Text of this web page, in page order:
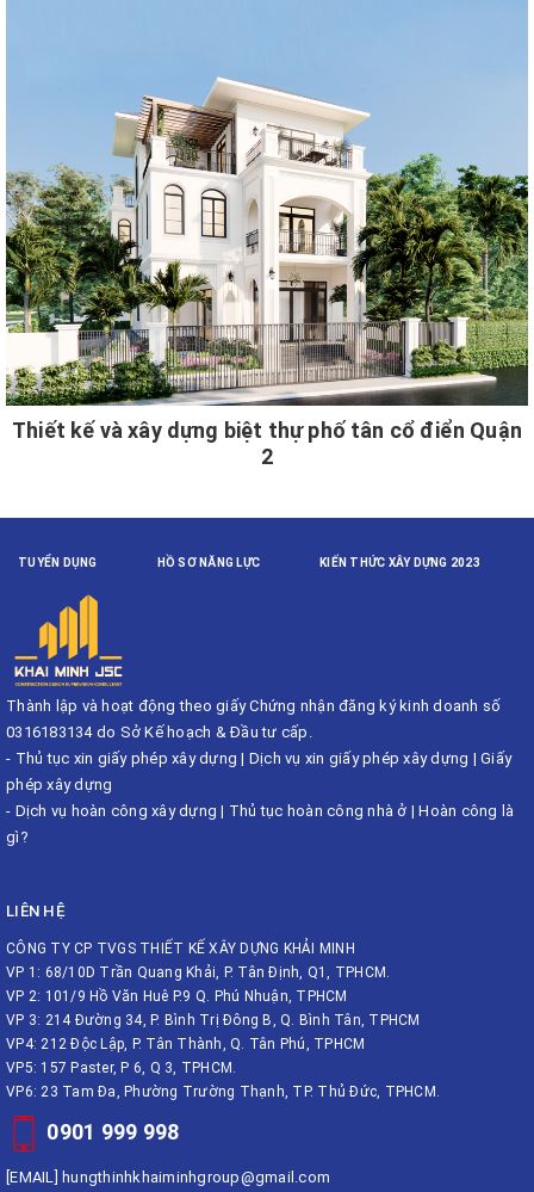
Thiết kế và xây dựng biệt thự phố tân cổ điển Quận
2
TUYỂN DỤNG HỒ SƠ NĂNG LỰC KIẾN THỨC XÂY DỰNG 2023
Thành lập và hoạt động theo giấy Chứng nhận đăng ký kinh doanh số
0316183134 do Sở Kế hoạch & Đầu tư cấp.
- Thủ tục xin giấy phép xây dựng | Dịch vụ xin giấy phép xây dựng | Giấy
phép xây dựng
- Dịch vụ hoàn công xây dựng | Thủ tục hoàn công nhà ở |Hoàn công là
gì?
LIÊN HỆ
CÔNG TY CP TVGS THIẾT KẾ XÂY DỰNG KHẢI MINH
VP 1: 68/10D Trần Quang Khải, P. Tân Định, Q1, TPHCM.
VP 2: 101/9 Hồ Văn Huê P.9 Q. Phú Nhuận, TPHCM
VP 3: 214 Đường 34, P. Bình Trị Đông B, Q. Bình Tân, TPHCM
VP4: 212 Độc Lập, P. Tân Thành, Q. Tân Phú, TPHCM
VP5: 157 Paster, P 6, Q 3, TPHCM.
VP6: 23 Tam Đa, Phường Trường Thạnh, TP. Thủ Đức, TPHCM.
0901 999 998
[EMAIL] hungthinhkhaiminhgroup@gmail.com